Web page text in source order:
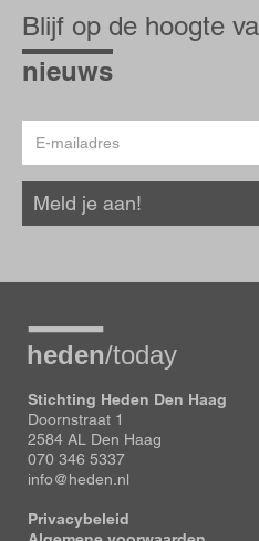
op
de
hoogte
Blijf op de hoogte
nieuws
mailadres
Meld je aan!
Stichting Heden Den Haag
Doornstraat 1
2584 AL Den Haag
070 346 5337
info@heden.nl
Privacybeleid